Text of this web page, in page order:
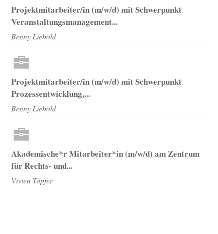
Projektmitarbeiter/in (m/w/d) mit Schwerpunkt
Veranstaltungsmanagement...
Benny Liebold
Projektmitarbeiter/in (m/w/d) mit Schwerpunkt
Prozessentwicklung,...
Benny Liebold
Akademische*r Mitarbeiter*in (m/w/d) am Zentrum
für Rechts- und...
Vivien Töpfer